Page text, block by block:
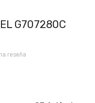
G707280C
reseña